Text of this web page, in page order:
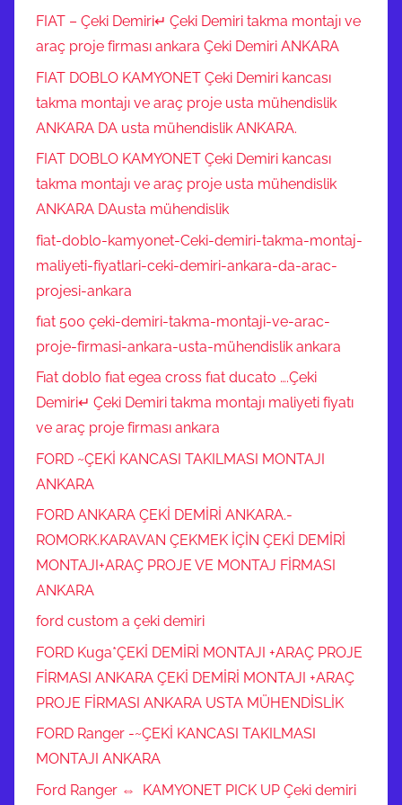
FIAT – Çeki Demiri↵ Çeki Demiri takma montajı ve
araç proje firması ankara Çeki Demiri ANKARA
FIAT DOBLO KAMYONET Çeki Demiri kancası
takma montajı ve araç proje usta mühendislik
ANKARA DA usta mühendislik ANKARA.
FIAT DOBLO KAMYONET Çeki Demiri kancası
takma montajı ve araç proje usta mühendislik
ANKARA DAusta mühendislik
fiat-doblo-kamyonet-Ceki-demiri-takma-montaj-
maliyeti-fiyatlari-ceki-demiri-ankara-da-arac-
projesi-ankara
fıat 500 çeki-demiri-takma-montaji-ve-arac-
proje-firmasi-ankara-usta-mühendislik ankara
Fıat doblo fıat egea cross fıat ducato ….Çeki
Demiri↵ Çeki Demiri takma montajı maliyeti fiyatı
ve araç proje firması ankara
FORD ~ÇEKİ KANCASI TAKILMASI MONTAJI
ANKARA
FORD ANKARA ÇEKİ DEMİRİ ANKARA.-
ROMORK.KARAVAN ÇEKMEK İÇİN ÇEKİ DEMİRİ
MONTAJI+ARAÇ PROJE VE MONTAJ FİRMASI
ANKARA
ford custom a çeki demiri
FORD Kuga*ÇEKİ DEMİRİ MONTAJI +ARAÇ PROJE
FİRMASI ANKARA ÇEKİ DEMİRİ MONTAJI +ARAÇ
PROJE FİRMASI ANKARA USTA MÜHENDİSLİK
FORD Ranger -~ÇEKİ KANCASI TAKILMASI
MONTAJI ANKARA
Ford Ranger ⇔ KAMYONET PICK UP Çeki demiri